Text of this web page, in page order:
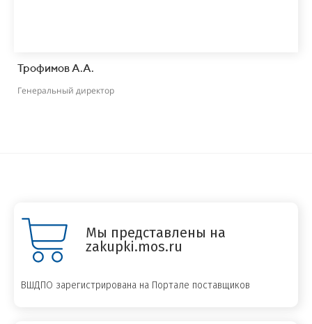
Трофимов А.А.
Генеральный директор
Мы представлены на
zakupki.mos.ru
ВШДПО зарегистрирована на Портале поставщиков